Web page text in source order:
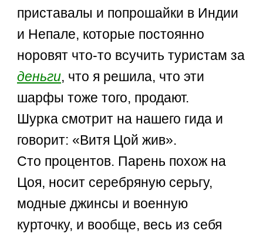
приставалы и попрошайки в Индии
и Непале, которые постоянно
норовят что-то всучить туристам за
деньги, что я решила, что эти
шарфы тоже того, продают.
Шурка смотрит на нашего гида и
говорит: «Витя Цой жив».
Сто процентов. Парень похож на
Цоя, носит серебряную серьгу,
модные джинсы и военную
курточку, и вообще, весь из себя